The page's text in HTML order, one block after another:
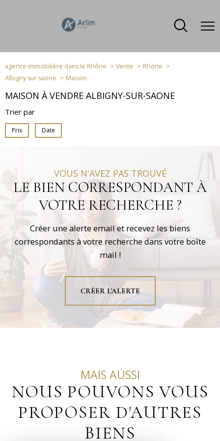
agence immobilière dans le Rhône Vente
Rhone
Albigny sur saone
Maison
MAISON À VENDRE ALBIGNY-SUR-SAONE
Trier par
Prix Date
VOUS N'AVEZ PAS TROUVÉ
LE BIEN CORRESPONDANT À
VOTRE RECHERCHE ?
Créer une alerte email et recevez les biens
correspondants à votre recherche dans votre boîte
mail !
CRÉER L'ALERTE
MAIS AUSSI
NOUS POUVONS VOUS
PROPOSER D'AUTRES
BIENS